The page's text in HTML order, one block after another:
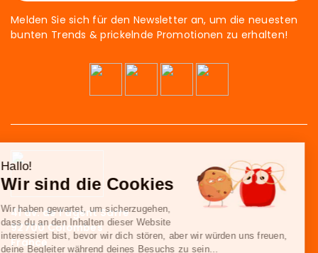
Melden Sie sich für den Newsletter an, um die neuesten
bunten Trends & prickelnde Promotionen zu erhalten!
41 av. de l’agent Sarre
92700 Colombes
France
Hallo!
Wir sind die Cookies
Wir haben gewartet, um sicherzugehen,
dass du an den Inhalten dieser Website
interessiert bist, bevor wir dich stören, aber wir würden uns freuen,
deine Begleiter während deines Besuchs zu sein...